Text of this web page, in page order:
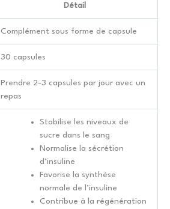
Détail
Complément sous forme de capsule
30 capsules
Prendre 2-3 capsules par jour avec un
repas
Stabilise les niveaux de
sucre dans le sang
Normalise la sécrétion
d’insuline
Favorise la synthèse
normale de l’insuline
Contribue à la régénération